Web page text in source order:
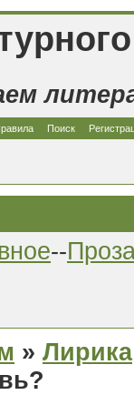
Поиск
--
» Лирика